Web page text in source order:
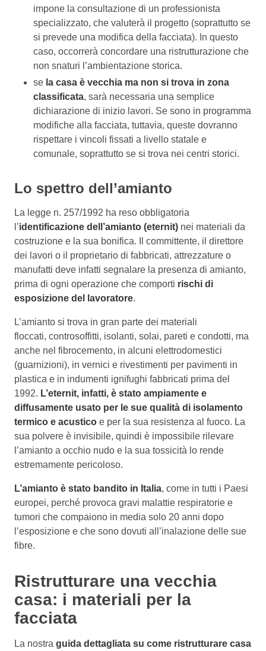
impone la consultazione di un professionista
specializzato, che valuterà il progetto (soprattutto se
si prevede una modifica della facciata). In questo
caso, occorrerà concordare una ristrutturazione che
non snaturi l’ambientazione storica.
se la casa è vecchia ma non si trova in zona
classificata, sarà necessaria una semplice
dichiarazione di inizio lavori. Se sono in programma
modifiche alla facciata, tuttavia, queste dovranno
rispettare i vincoli fissati a livello statale e
comunale, soprattutto se si trova nei centri storici.
Lo spettro dell’amianto
La legge n. 257/1992 ha reso obbligatoria
l’identificazione dell’amianto (eternit) nei materiali da
costruzione e la sua bonifica. Il committente, il direttore
dei lavori o il proprietario di fabbricati, attrezzature o
manufatti deve infatti segnalare la presenza di amianto,
prima di ogni operazione che comporti rischi di
esposizione del lavoratore.
L’amianto si trova in gran parte dei materiali
floccati, controsoffitti, isolanti, solai, pareti e condotti, ma
anche nel fibrocemento, in alcuni elettrodomestici
(guarnizioni), in vernici e rivestimenti per pavimenti in
plastica e in indumenti ignifughi fabbricati prima del
1992. L’eternit, infatti, è stato ampiamente e
diffusamente usato per le sue qualità di isolamento
termico e acustico e per la sua resistenza al fuoco. La
sua polvere è invisibile, quindi è impossibile rilevare
l’amianto a occhio nudo e la sua tossicità lo rende
estremamente pericoloso.
L’amianto è stato bandito in Italia, come in tutti i Paesi
europei, perché provoca gravi malattie respiratorie e
tumori che compaiono in media solo 20 anni dopo
l’esposizione e che sono dovuti all’inalazione delle sue
fibre.
Ristrutturare una vecchia
casa: i materiali per la
facciata
La nostra guida dettagliata su come ristrutturare casa